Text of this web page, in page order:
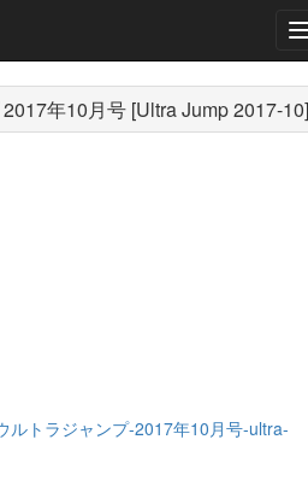
年10月号 [Ultra Jump 2017-10]
ルトラジャンプ-2017年10月号-ultra-